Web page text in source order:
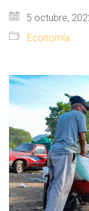
5 octubre,
Economía